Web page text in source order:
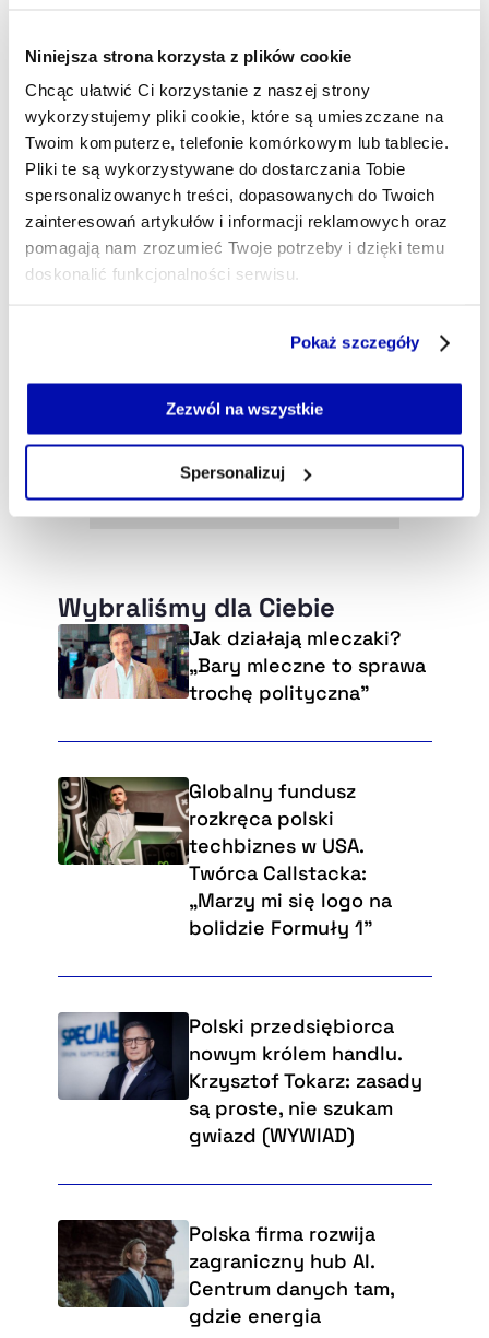
Niniejsza strona korzysta z plików cookie
Chcąc ułatwić Ci korzystanie z naszej strony
wykorzystujemy pliki cookie, które są umieszczane na
Twoim komputerze, telefonie komórkowym lub tablecie.
Pliki te są wykorzystywane do dostarczania Tobie
spersonalizowanych treści, dopasowanych do Twoich
zainteresowań artykułów i informacji reklamowych oraz
pomagają nam zrozumieć Twoje potrzeby i dzięki temu
doskonalić funkcjonalności serwisu.
Jeżeli nie wyrażasz zgody na zapisywanie plików cookie,
możesz łatwo zarządzać swoimi uprawnieniami, np. we
własnej przeglądarce internetowej lub po wybraniu opcji
Pokaż szczegóły
Zezwól na wszystkie
Spersonalizuj
Wybraliśmy dla Ciebie
Jak działają mleczaki?
„Bary mleczne to sprawa
trochę polityczna”
Globalny fundusz
rozkręca polski
techbiznes w USA.
Twórca Callstacka:
„Marzy mi się logo na
bolidzie Formuły 1”
Polski przedsiębiorca
nowym królem handlu.
Krzysztof Tokarz: zasady
są proste, nie szukam
gwiazd (WYWIAD)
Polska firma rozwija
zagraniczny hub AI.
Centrum danych tam,
gdzie energia
zgłębiam od A do Z, bo jakość zawsze się obroni.
Piszę o handlu, FMCG, ochronie zdrowia,
wszelkich M&A oraz funduszach PE, PD oraz VC.
Prywatnie po drodze mi z reportażami i sportem.
mariusz.bartodziej@xyz.pl